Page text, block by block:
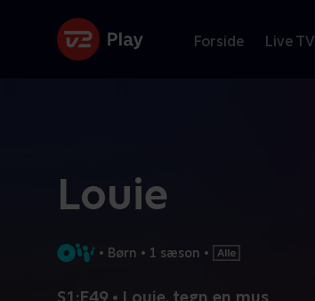
Forside Live TV
Louie
• Børn • 1 sæson •
S1:E49 • Louie, tegn en mus